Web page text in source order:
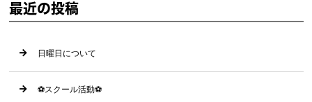
最近の投稿
日曜日について
⚽️スクール活動⚽️